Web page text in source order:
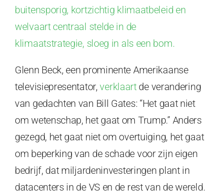
buitensporig, kortzichtig klimaatbeleid en
welvaart centraal stelde in de
klimaatstrategie, sloeg in als een bom.
Glenn Beck, een prominente Amerikaanse
televisiepresentator,verklaartde verandering
van gedachten van Bill Gates: “Het gaat niet
om wetenschap, het gaat om Trump.” Anders
gezegd, het gaat niet om overtuiging, het gaat
om beperking van de schade voor zijn eigen
bedrijf, dat miljardeninvesteringen plant in
datacenters in de VS en de rest van de wereld.